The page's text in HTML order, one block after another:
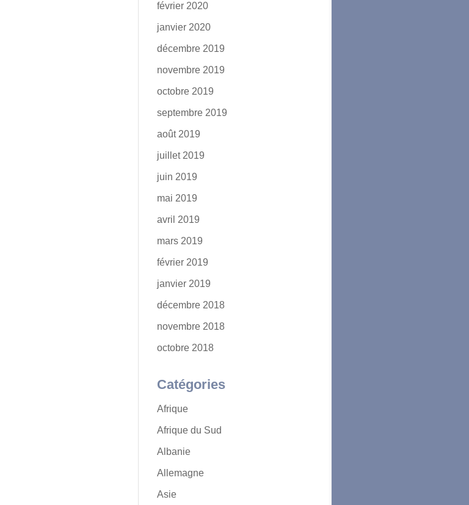
février 2020
janvier 2020
décembre 2019
novembre 2019
octobre 2019
septembre 2019
août 2019
juillet 2019
juin 2019
mai 2019
avril 2019
mars 2019
février 2019
janvier 2019
décembre 2018
novembre 2018
octobre 2018
Catégories
Afrique
Afrique du Sud
Albanie
Allemagne
Asie